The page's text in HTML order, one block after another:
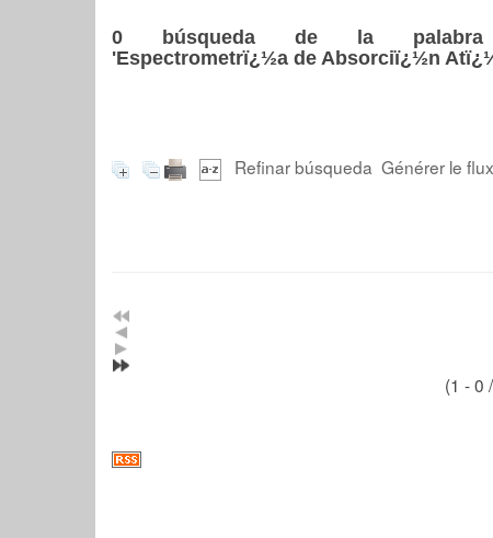
0 búsqueda de la palabra
'Espectrometrï¿½a de Absorciï¿½n
Refinar búsqueda Générer le
(1 - 0